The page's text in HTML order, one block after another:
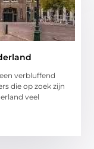
verbluffend
die op zoek zijn
veel